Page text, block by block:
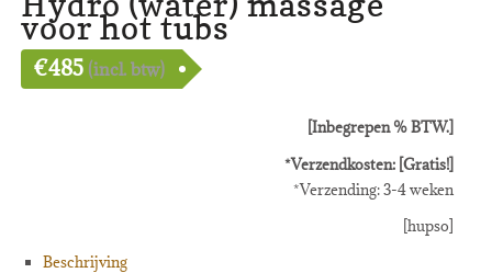
voor hot tubs
€485 (incl. btw)
[Inbegrepen % BTW.]
*Verzendkosten: [Gratis!]
*Verzending: 3-4 weken
[hupso]
Beschrijving